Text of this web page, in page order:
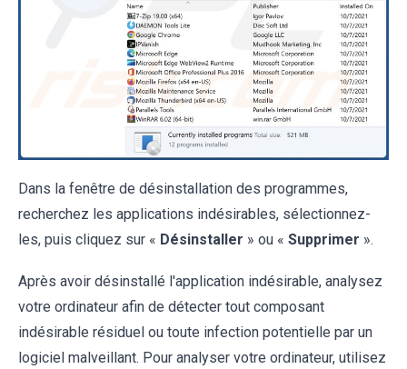
Dans la fenêtre de désinstallation des programmes,
recherchez les applications indésirables, sélectionnez-
les, puis cliquez sur « Désinstaller » ou « Supprimer ».
Après avoir désinstallé l'application indésirable, analysez
votre ordinateur afin de détecter tout composant
indésirable résiduel ou toute infection potentielle par un
logiciel malveillant. Pour analyser votre ordinateur, utilisez